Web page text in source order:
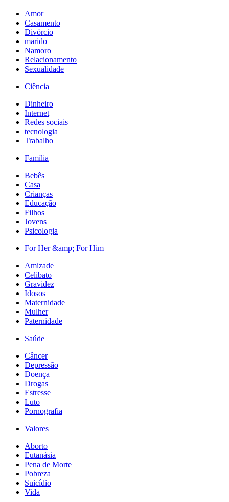
Amor
Casamento
Divórcio
marido
Namoro
Relacionamento
Sexualidade
Ciência
Dinheiro
Internet
Redes sociais
tecnologia
Trabalho
Família
Bebês
Casa
Crianças
Educação
Filhos
Jovens
Psicologia
For Her &amp; For Him
Amizade
Celibato
Gravidez
Idosos
Maternidade
Mulher
Paternidade
Saúde
Câncer
Depressão
Doença
Drogas
Estresse
Luto
Pornografia
Valores
Aborto
Eutanásia
Pena de Morte
Pobreza
Suicídio
Vida